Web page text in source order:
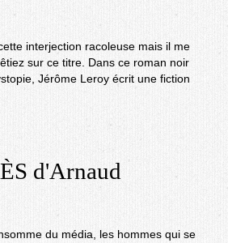
interjection racoleuse mais il me
sur ce titre. Dans ce roman noir
Jérôme Leroy écrit une fiction
d'Arnaud
du média, les hommes qui se